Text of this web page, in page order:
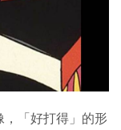
，「好打得」的形